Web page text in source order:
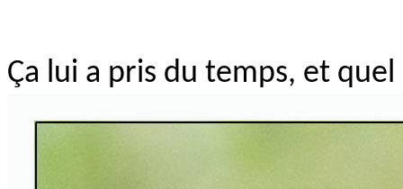
Ça lui a pris du temps, et